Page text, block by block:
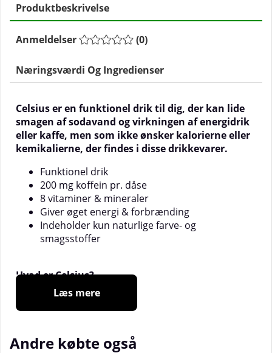
Produktbeskrivelse
Anmeldelser (0)
Næringsværdi Og Ingredienser
Celsiuser en funktionel drik til dig, der kan lide
smagen af sodavand og virkningen af energidrik
eller kaffe, men som ikke ønsker kalorierne eller
kemikalierne, der findes i disse drikkevarer.
Funktionel drik
200 mg koffein pr. dåse
8 vitaminer & mineraler
Giver øget energi & forbrænding
Indeholder kun naturlige farve- og
smagsstoffer
Hvad er Celsius?
er en funktionel drik til dig, der kan lide
eller kaffe, men som ikke ønsker kalorierne eller
øger forbrændingen og energien, men indeholder
Læs mere
Andre købte også